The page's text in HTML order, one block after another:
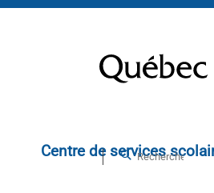
Centre de services